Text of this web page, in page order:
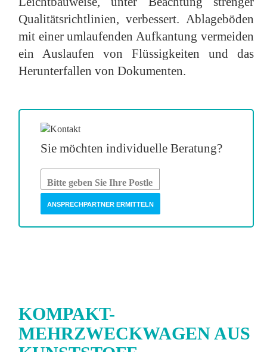
Qualitätsrichtlinien, verbessert. Ablageböden
mit einer umlaufenden Aufkantung vermeiden
ein Auslaufen von Flüssigkeiten und das
Herunterfallen von Dokumenten.
Sie möchten individuelle Beratung?
ANSPRECHPARTNER ERMITTELN
KOMPAKT-
MEHRZWECKWAGEN AUS